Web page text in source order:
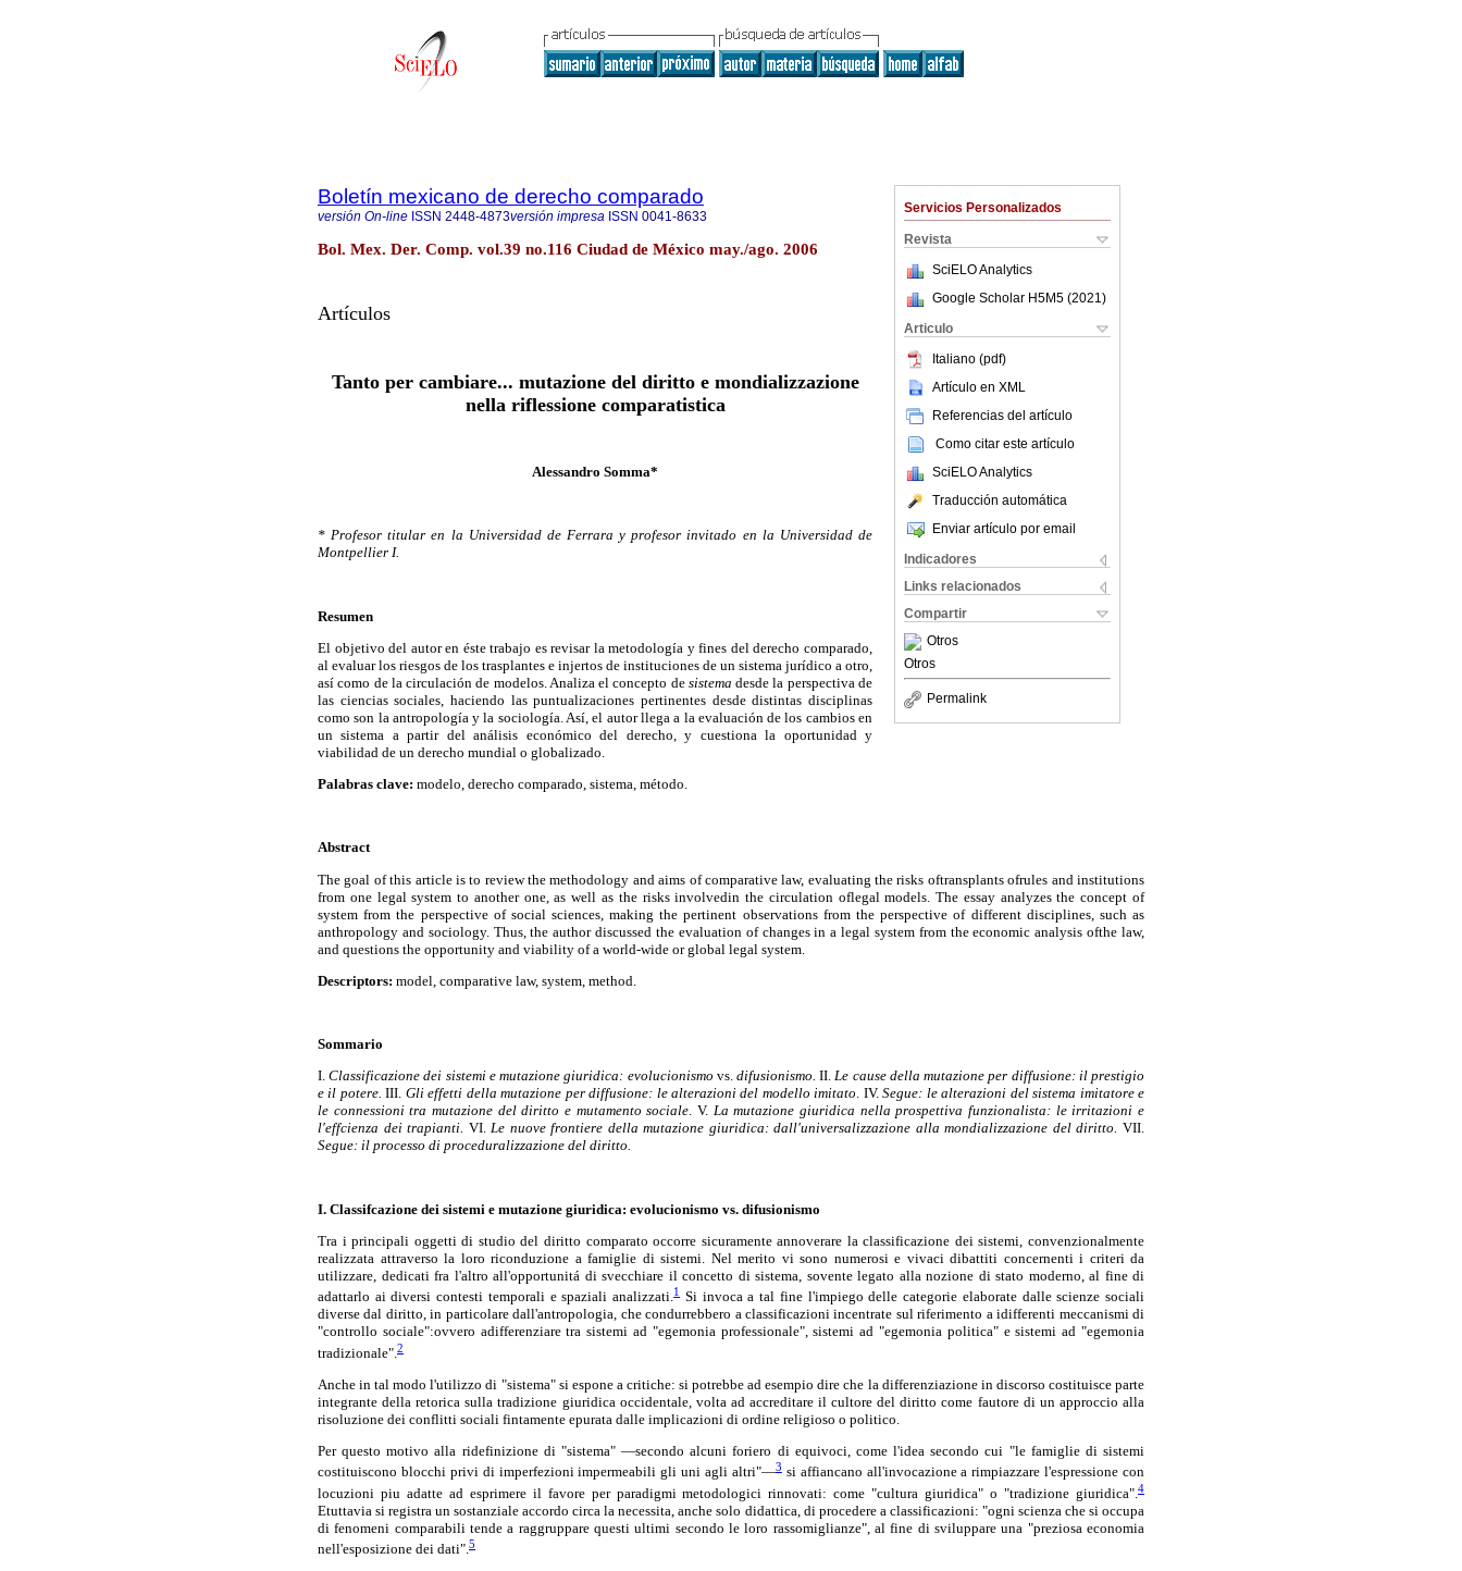
Servicios Personalizados
Revista
SciELO Analytics
Google Scholar H5M5 (2021 )
Articulo
Italiano (pdf)
Artículo en XML
Referencias del artículo
Como citar este artículo
SciELO Analytics
Traducción automática
Enviar artículo por email
Indicadores
Links relacionados
Compartir
Otros
Otros
Permalink
Boletín mexicano de derecho comparado
versión On-line ISSN 2448-4873versión impresa ISSN 0041-8633
Bol. Mex. Der. Comp. vol.39 no.116 Ciudad de México may./ago. 2006
Artículos
Tanto per cambiare... mutazione del diritto e mondializzazione
nella riflessione comparatistica
Alessandro Somma*
* Profesor titular en la Universidad de Ferrara y profesor invitado en la Universidad de
Montpellier I.
Resumen
El objetivo del autor en éste trabajo es revisar la metodología y fines del derecho comparado,
al evaluar los riesgos de los trasplantes e injertos de instituciones de un sistema jurídico a otro,
así como de la circulación de modelos. Analiza el concepto de sistema desde la perspectiva de
las ciencias sociales, haciendo las puntualizaciones pertinentes desde distintas disciplinas
como son la antropología y la sociología. Así, el autor llega a la evaluación de los cambios en
un sistema a partir del análisis económico del derecho, y cuestiona la oportunidad y
viabilidad de un derecho mundial o globalizado.
Palabras clave: modelo, derecho comparado, sistema, método.
Abstract
The goal of this article is to review the methodology and aims of comparative law, evaluating the risks oftransplants ofrules and institutions
from one legal system to another one, as well as the risks involvedin the circulation oflegal models. The essay analyzes the concept of
system from the perspective of social sciences, making the pertinent observations from the perspective of different disciplines, such as
anthropology and sociology. Thus, the author discussed the evaluation of changes in a legal system from the economic analysis ofthe law,
and questions the opportunity and viability of a world-wide or global legal system.
Descriptors: model, comparative law, system, method.
Sommario
I.Classificazione dei sistemi e mutazione giuridica: evolucionismo vs.difusionismo. II.Le cause della mutazione per diffusione: il prestigio
e il potere. III. Gli effetti della mutazione per diffusione: le alterazioni del modello imitato. IV.Segue: le alterazioni del sistema imitatore e
le connessioni tra mutazione del diritto e mutamento sociale. V. La mutazione giuridica nella prospettiva funzionalista: le irritazioni e
l'effcienza dei trapianti. VI.Le nuove frontiere della mutazione giuridica: dall'universalizzazione alla mondializzazione del diritto. VII.
Segue: il processo di proceduralizzazione del diritto.
I. Classifcazione dei sistemi e mutazione giuridica: evolucionismo vs. difusionismo
Tra i principali oggetti di studio del diritto comparato occorre sicuramente annoverare la classificazione dei sistemi, convenzionalmente
realizzata attraverso la loro riconduzione a famiglie di sistemi. Nel merito vi sono numerosi e vivaci dibattiti concernenti i criteri da
utilizzare, dedicati fra l'altro all'opportunitá di svecchiare il concetto di sistema, sovente legato alla nozione di stato moderno, al fine di
adattarlo ai diversi contesti temporali e spaziali analizzati.1Si invoca a tal fine l'impiego delle categorie elaborate dalle scienze sociali
diverse dal diritto, in particolare dall'antropologia, che condurrebbero a classificazioni incentrate sul riferimento a idifferenti meccanismi di
"controllo sociale":ovvero adifferenziare tra sistemi ad "egemonia professionale", sistemi ad "egemonia politica" e sistemi ad "egemonia
tradizionale". 2
Anche in tal modo l'utilizzo di "sistema" si espone a critiche: si potrebbe ad esempio dire che la differenziazione in discorso costituisce parte
integrante della retorica sulla tradizione giuridica occidentale, volta ad accreditare il cultore del diritto come fautore di un approccio alla
risoluzione dei conflitti sociali fintamente epurata dalle implicazioni di ordine religioso o politico.
Per questo motivo alla ridefinizione di "sistema" —secondo alcuni foriero di equivoci, come l'idea secondo cui "le famiglie di sistemi
costituiscono blocchi privi di imperfezioni impermeabili gli uni agli altri"—3si affiancano all'invocazione a rimpiazzare l'espressione con
locuzioni piu adatte ad esprimere il favore per paradigmi metodologici rinnovati: come "cultura giuridica" o "tradizione giuridica". 4
Etuttavia si registra un sostanziale accordo circa la necessita, anche solo didattica, di procedere a classificazioni: "ogni scienza che si occupa
di fenomeni comparabili tende a raggruppare questi ultimi secondo le loro rassomiglianze", al fine di sviluppare una "preziosa economia
nell'esposizione dei dati". 5